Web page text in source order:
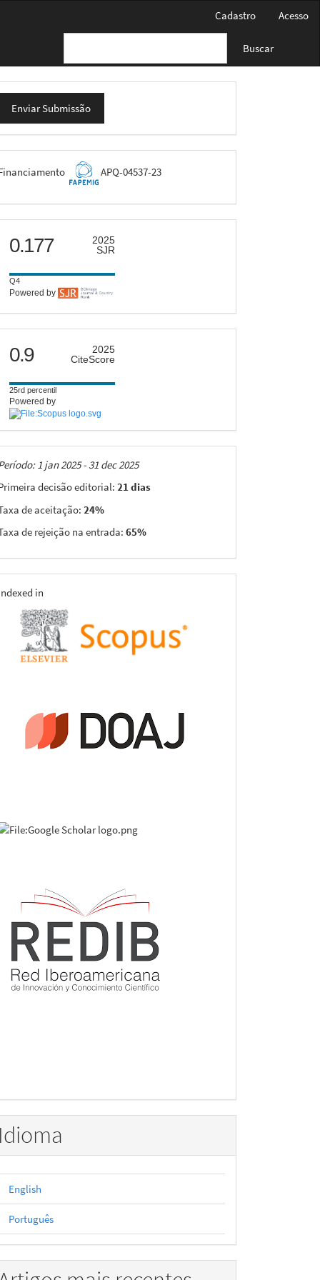
Cadastro Acesso
Buscar
Enviar Submissão
APQ-04537-23
scimago
0.177
2025
SJR
Q4
Powered by
citescore
0.9
2025
CiteScore
25rd percentil
Powered by
1 jan 2025 - 31 dec 2025
decisão editorial: 21 dias
de aceitação: 24%
de rejeição na entrada: 65%
in
Idioma
English
Português